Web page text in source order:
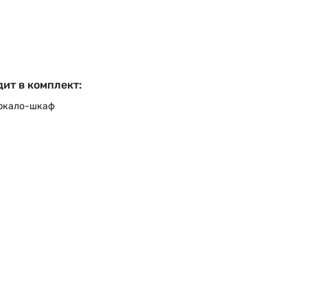
в комплект:
шкаф